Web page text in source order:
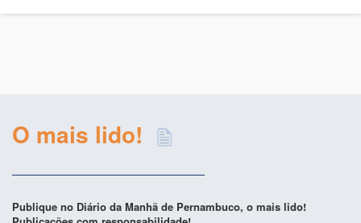
O mais lido!
Publique no Diário da Manhã de Pernambuco, o mais lido!